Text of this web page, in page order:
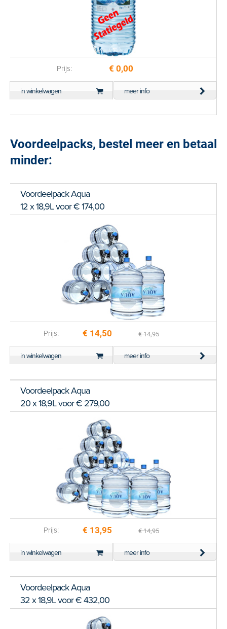
Prijs: € 0,00
in winkelwagen meer info
Voordeelpacks, bestel meer en betaal
minder:
Voordeelpack Aqua
12 x 18,9L voor € 174,00
Prijs: € 14,50 € 14,95
in winkelwagen meer info
Voordeelpack Aqua
20 x 18,9L voor € 279,00
Prijs: € 13,95 € 14,95
in winkelwagen meer info
Voordeelpack Aqua
32 x 18,9L voor € 432,00